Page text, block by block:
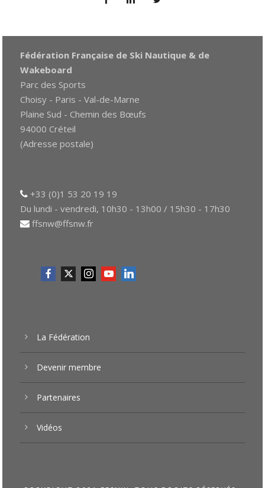
Fédération Française de Ski Nautique & de
Wakeboard
Parc des Sports
Choisy - Paris - Val-de-Marne
Plaine Sud - Chemin des Bœufs
94000 Créteil
(Adresse postale)
+33 (0)1 53 20 19 19
Du lundi - vendredi, 10h30 - 13h00 / 15h30 - 17h30
ffsnw@ffsnw.fr
La Fédération
Devenir membre
Partenaires
Vidéos